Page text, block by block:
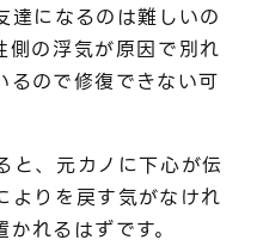
達になるのは難しいの
側の浮気が原因で別れ
るので修復できない可
と、元カノに下心が伝
よりを戻す気がなけれ
れるはずです。